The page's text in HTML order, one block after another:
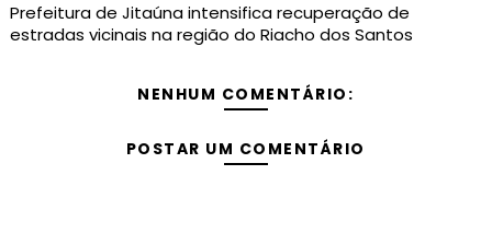
Prefeitura de Jitaúna intensifica recuperação de
estradas vicinais na região do Riacho dos Santos
NENHUM COMENTÁRIO:
POSTAR UM COMENTÁRIO